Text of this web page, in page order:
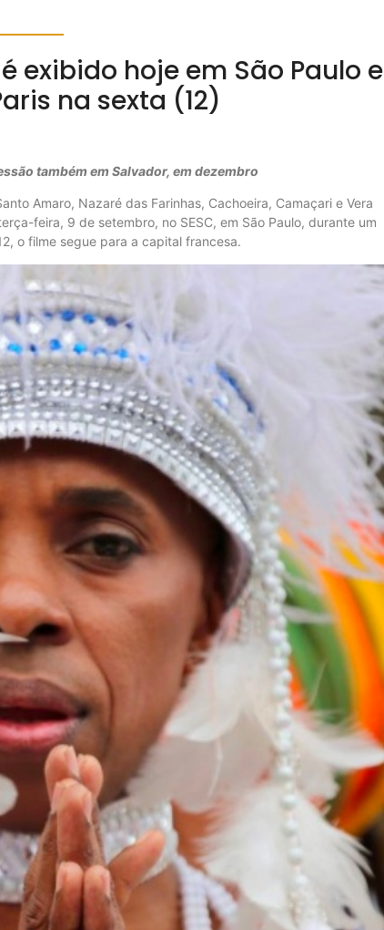
exibido hoje em São Paulo e
na sexta (12)
também em Salvador, em dezembro
Amaro, Nazaré das Farinhas, Cachoeira, Camaçari e Vera
feira, 9 de setembro, no SESC, em São Paulo, durante um
o filme segue para a capital francesa.